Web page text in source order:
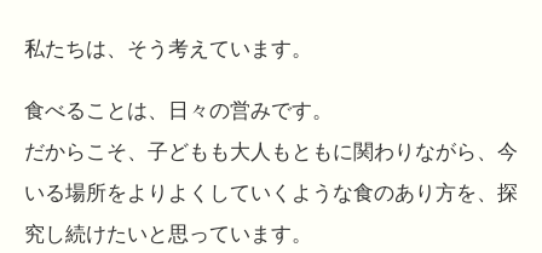
私たちは、そう考えています。
食べることは、日々の営みです。
だからこそ、子どもも大人もともに関わりながら、今
いる場所をよりよくしていくような食のあり方を、探
究し続けたいと思っています。